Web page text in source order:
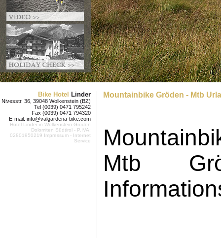
Bike Hotel Linder
Nivesstr. 36, 39048 Wolkenstein (BZ)
Tel (0039) 0471 795242
Fax (0039) 0471 794320
E-mail: info@valgardena-bike.com
Hotel Linder in Wolkenstein Gröden
Dolomiten Südtirol - P.IVA:
02801950219 Impressum - Internet
Service
Mountainbike Gröden - Mtb
Mtb